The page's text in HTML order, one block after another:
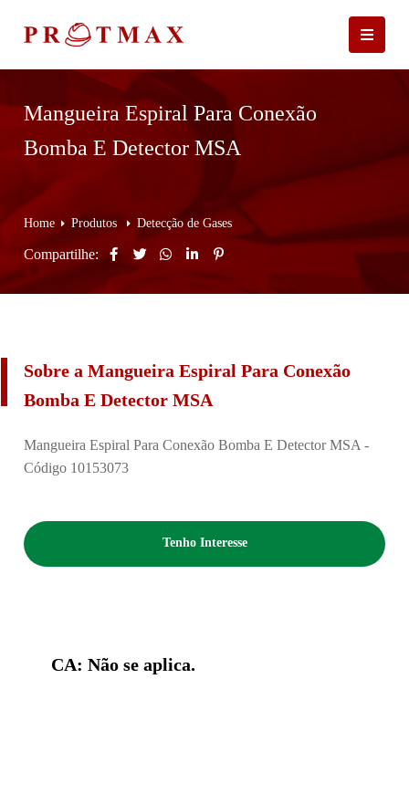
Mangueira Espiral Para Conexão
Bomba E Detector MSA
Home Produtos Detecção de Gases
Compartilhe:
Sobre a Mangueira Espiral Para Conexão
Bomba E Detector MSA
Mangueira Espiral Para Conexão Bomba E Detector MSA -
Código 10153073
Tenho Interesse
CA: Não se aplica.